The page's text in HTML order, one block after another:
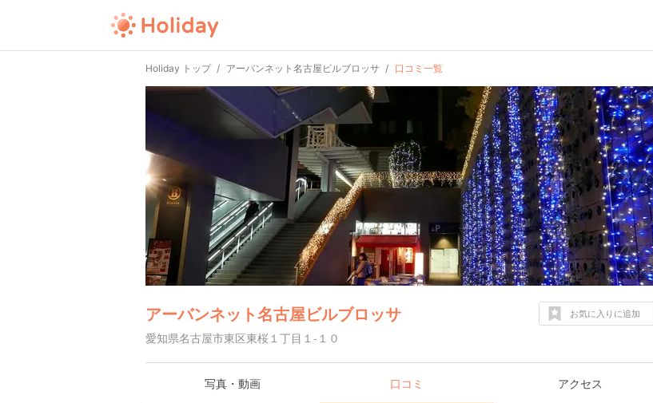
Holiday トップ アーバンネット名古屋ビルブロッサ 口コミ一覧
アーバンネット名古屋ビルブロッサ
愛知県名古屋市東区東桜１丁目１-１０
お気に入りに追加
写真・動画 口コミ アクセス